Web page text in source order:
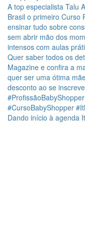
Dando início à agenda